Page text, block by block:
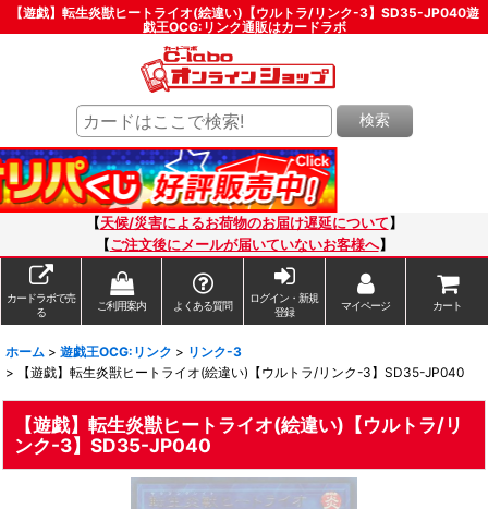
【遊戯】転生炎獣ヒートライオ(絵違い)【ウルトラ/リンク-3】SD35-JP040遊
戯王OCG:リンク通販はカードラボ
検索
【天候/災害によるお荷物のお届け遅延について 】
【ご注文後にメールが届いていないお客様へ】
カードラボで売
る
ご利用案内 よくある質問
ログイン・新規
登録
マイページ カート
ホーム > 遊戯王OCG:リンク > リンク-3
>
【遊戯】転生炎獣ヒートライオ(絵違い)【ウルトラ/リンク-3】SD35-JP040
【遊戯】転生炎獣ヒートライオ(絵違い)【ウルトラ/リ
ンク-3】SD35-JP040